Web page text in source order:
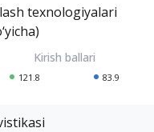
texnologiyalari
121.8 83.9